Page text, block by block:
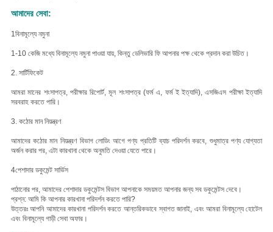
আমাদের সেবা:
1বিনামূল্যে নমুনা
1-10 কেজি মধ্যে বিনামূল্যে নমুনা পাওয়া যায়, কিন্তু ডেলিভারি ফি আপনার পক্ষ থেকে প্রদান করা উচিত।
2. সার্টিফিকেট
আমরা মানের শংসাপত্র, পরীক্ষার রিপোর্ট, মূল শংসাপত্র (ফর্ম এ, ফর্ম ই ইত্যাদি), এসজিএস পরীক্ষা ইত্যাদি
সরবরাহ করতে পারি।
3. কঠোর মান নিয়ন্ত্রণ
আমাদের কঠোর মান নিয়ন্ত্রণ বিভাগ লোডিং আগে পণ্য প্রতিটি ব্যাচ পরিদর্শন করবে, শুধুমাত্র পণ্য যোগ্যতা
অর্জন করার পর, এটা কারখানা থেকে অনুমতি দেওয়া যেতে পারে।
4পেশাদার ডকুমেন্ট সার্ভিস
পাঠানোর পর, আমাদের পেশাদার ডকুমেন্টস বিভাগ আপনাকে সময়মত আপনার জন্য সব ডকুমেন্টস দেবে।
প্রশ্ন: আমি কি আপনার কারখানা পরিদর্শন করতে পারি?
উত্তরঃ আপনি আমাদের কারখানা পরিদর্শন করতে আন্তরিকভাবে স্বাগত জানাই, এবং আমরা বিনামূল্যে হোটেল
এবং বিনামূল্যে গাড়ী সেবা অফার।